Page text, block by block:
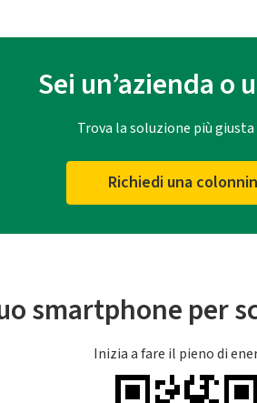
Sei un’azienda o
Trova la soluzione più
Richiedi una
smartphone per
Inizia a fare il pieno di